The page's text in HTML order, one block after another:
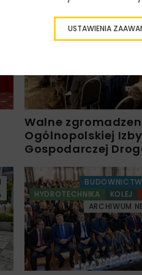
DROGI MOSTY TUNELE
Walne
Ogólnopolskiej Izby
Gospodarczej
HYDROTECHNIKA
KOLEJ
ARCHIWUM
USTAWIENIA